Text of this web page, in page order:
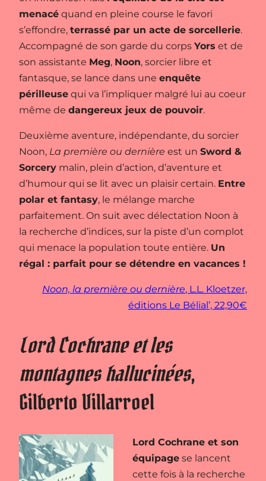
menacé quand en pleine course le favori
s’effondre, terrassé par un acte de sorcellerie.
Accompagné de son garde du corps Yors et de
son assistante Meg, Noon, sorcier libre et
fantasque, se lance dans une enquête
périlleuse qui va l’impliquer malgré lui au coeur
même de dangereux jeux de pouvoir.
Deuxième aventure, indépendante, du sorcier
Noon, La première ou dernière est un Sword &
Sorcery malin, plein d’action, d’aventure et
d’humour qui se lit avec un plaisir certain. Entre
polar et fantasy, le mélange marche
parfaitement. On suit avec délectation Noon à
la recherche d’indices, sur la piste d’un complot
qui menace la population toute entière. Un
régal : parfait pour se détendre en vacances !
Noon, la première ou dernière, L.L. Kloetzer,
éditions Le Bélial’, 22,90€
Lord Cochrane et les
montagnes hallucinées,
Gilberto Villarroel
Lord Cochrane et son
équipage se lancent
cette fois à la recherche